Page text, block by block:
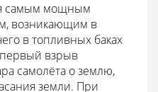
самым мощным
возникающим в
в топливных баках
взрыв
самолёта о землю,
земли. При